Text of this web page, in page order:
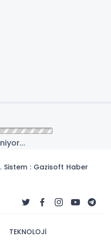
Sistem : Gazisoft Haber
TEKNOLOJİ